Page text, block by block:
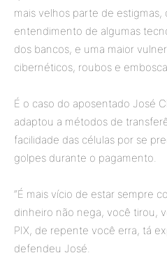
mais velhos parte de estigmas,
entendimento de algumas
dos bancos, e uma maior
cibernéticos, roubos e
É o caso do aposentado José
adaptou a métodos de
facilidade das células por se
golpes durante o pagamento.
“É mais vício de estar sempre
dinheiro não nega, você tirou,
PIX, de repente você erra, tá
defendeu José.